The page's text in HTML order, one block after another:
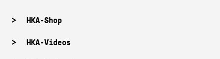
HKA-Shop
HKA-Videos